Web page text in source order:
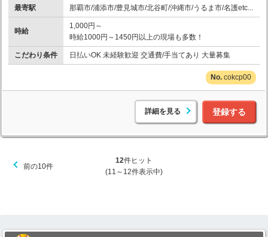
最寄駅 那覇市/浦添市/豊見城市/北谷町/沖縄市/うるま市/名護etc...
時給
1,000円～
時給1000円～1450円以上の現場も多数！
こだわり条件 日払いOK 未経験歓迎 交通費/手当てあり 大量募集
cokcp00
詳細を見る 登録する
前の10件
12件ヒット
(11～12件表示中)